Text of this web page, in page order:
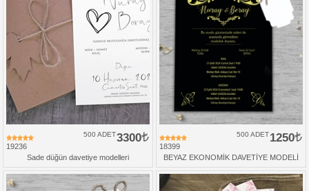
19236
3300
500 ADET
Sade düğün davetiye modelleri
18399
1250
500 ADET
BEYAZ EKONOMİK DAVETİYE MODELİ